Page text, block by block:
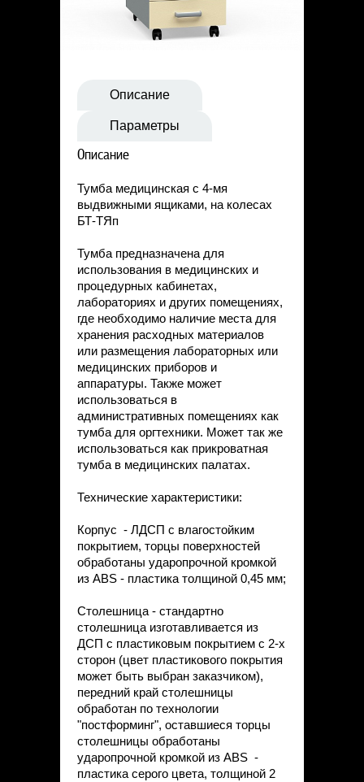
Статьи
Контакты
Описание
Параметры
Описание
Тумба медицинская с 4-мя
выдвижными ящиками, на колесах
БТ-ТЯп
Тумба предназначена для
использования в медицинских и
процедурных кабинетах,
лабораториях и других помещениях,
где необходимо наличие места для
хранения расходных материалов
или размещения лабораторных или
медицинских приборов и
аппаратуры. Также может
использоваться в
административных помещениях как
тумба для оргтехники. Может так же
использоваться как прикроватная
тумба в медицинских палатах.
Технические характеристики:
Корпус - ЛДСП с влагостойким
покрытием, торцы поверхностей
обработаны ударопрочной кромкой
из ABS - пластика толщиной 0,45 мм;
Столешница - стандартно
столешница изготавливается из
ДСП с пластиковым покрытием с 2-х
сторон (цвет пластикового покрытия
может быть выбран заказчиком),
передний край столешницы
обработан по технологии
"постформинг", оставшиеся торцы
столешницы обработаны
ударопрочной кромкой из ABS -
пластика серого цвета, толщиной 2